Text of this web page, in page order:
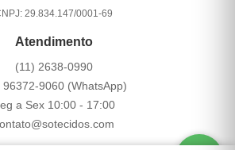
29.834.147/0001-69
Atendimento
(11) 2638-0990
96372-9060 (WhatsApp)
a Sex 10:00 - 17:00